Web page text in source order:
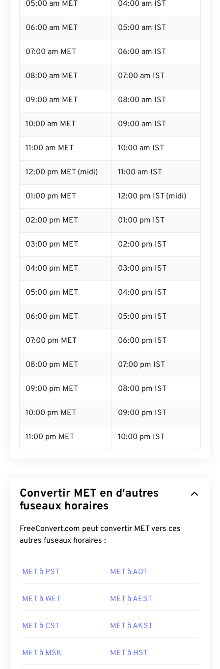
05:00 am MET 04:00 am IST
06:00 am MET 05:00 am IST
07:00 am MET 06:00 am IST
08:00 am MET 07:00 am IST
09:00 am MET 08:00 am IST
10:00 am MET 09:00 am IST
11:00 am MET 10:00 am IST
12:00 pm MET (midi) 11:00 am IST
01:00 pm MET 12:00 pm IST (midi)
02:00 pm MET 01:00 pm IST
03:00 pm MET 02:00 pm IST
04:00 pm MET 03:00 pm IST
05:00 pm MET 04:00 pm IST
06:00 pm MET 05:00 pm IST
07:00 pm MET 06:00 pm IST
08:00 pm MET 07:00 pm IST
09:00 pm MET 08:00 pm IST
10:00 pm MET 09:00 pm IST
11:00 pm MET 10:00 pm IST
Convertir MET en d'autres
fuseaux horaires
FreeConvert.com peut convertir MET vers ces
autres fuseaux horaires :
MET à PST MET à ADT
MET à WET MET à AEST
MET à CST MET à AKST
MET à MSK MET à HST